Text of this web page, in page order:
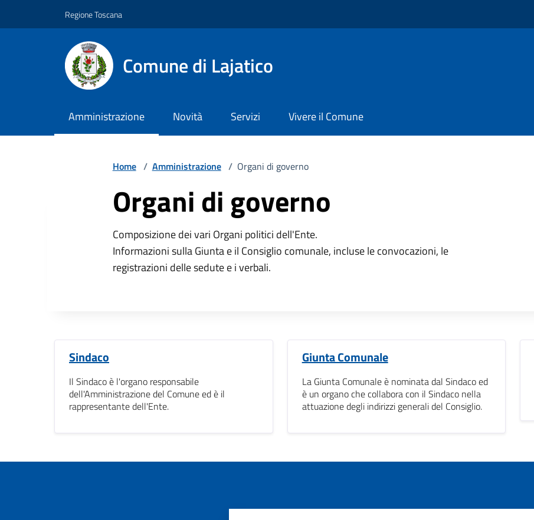
Regione Toscana
Comune di Lajatico
Amministrazione Novità Servizi Vivere il Comune
Home / Amministrazione / Organi di governo
Organi di governo
Composizione dei vari Organi politici dell'Ente.
Informazioni sulla Giunta e il Consiglio comunale, incluse le convocazioni, le
registrazioni delle sedute e i verbali.
Sindaco
Il Sindaco è l'organo responsabile
dell'Amministrazione del Comune ed è il
rappresentante dell'Ente.
Giunta Comunale
La Giunta Comunale è nominata dal Sindaco ed
è un organo che collabora con il Sindaco nella
attuazione degli indirizzi generali del Consiglio.